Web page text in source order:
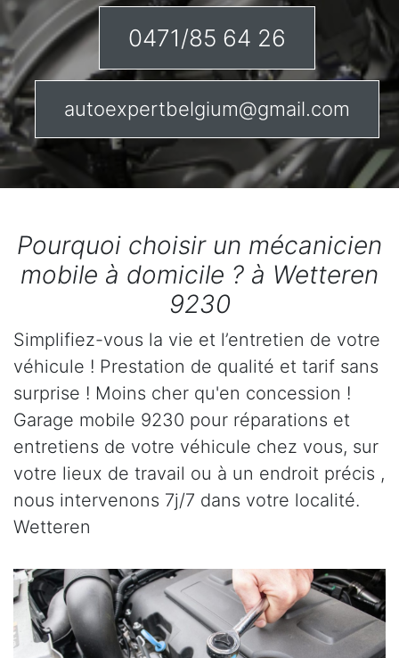
0471/85 64 26
autoexpertbelgium@gmail.com
Pourquoi choisir un mécanicien
mobile à domicile ? à Wetteren
9230
Simplifiez-vous la vie et l’entretien de votre
véhicule ! Prestation de qualité et tarif sans
surprise ! Moins cher qu'en concession !
Garage mobile 9230 pour réparations et
entretiens de votre véhicule chez vous, sur
votre lieux de travail ou à un endroit précis ,
nous intervenons 7j/7 dans votre localité.
Wetteren